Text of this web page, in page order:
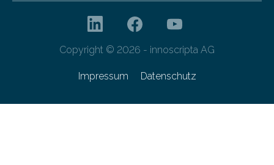
Copyright © 2026 - innoscripta AG
Impressum Datenschutz